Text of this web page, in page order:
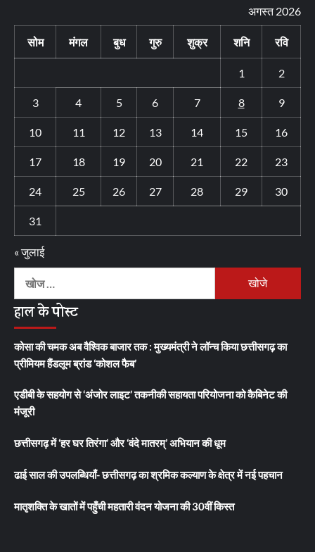
अगस्त 2026
सोम मंगल बुध गुरु शुक्र शनि रवि
1 2
3 4 5 6 7 8 9
10 11 12 13 14 15 16
17 18 19 20 21 22 23
24 25 26 27 28 29 30
31
« जुलाई
निम्न
खोजें:
हाल के पोस्ट
कोसा की चमक अब वैश्विक बाजार तक : मुख्यमंत्री ने लॉन्च किया छत्तीसगढ़ का
प्रीमियम हैंडलूम ब्रांड ‘कोशल फैब’
एडीबी के सहयोग से ‘अंजोर लाइट’ तकनीकी सहायता परियोजना को कैबिनेट की
मंजूरी
छत्तीसगढ़ में ‘हर घर तिरंगा’ और ‘वंदे मातरम्’ अभियान की धूम
ढाई साल की उपलब्धियाँ- छत्तीसगढ़ का श्रमिक कल्याण के क्षेत्र में नई पहचान
मातृशक्ति के खातों में पहुँची महतारी वंदन योजना की 30वीं किस्त